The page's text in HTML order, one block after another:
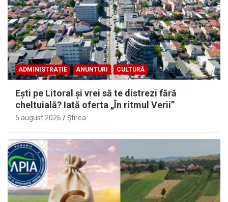
ADMINISTRAȚIE ANUNTURI CULTURĂ
Eşti pe Litoral şi vrei să te distrezi fără
cheltuială? Iată oferta „În ritmul Verii”
5 august 2026 Ştirea